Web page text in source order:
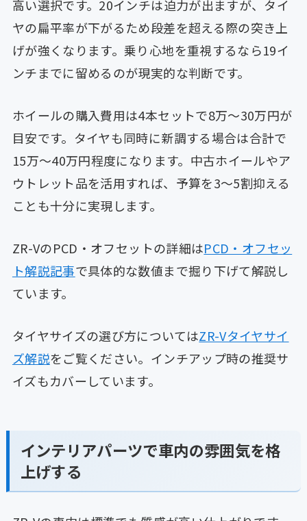
高い選択です。20インチは迫力が出ますが、タイ
ヤの扁平率が下がるため段差を超える際の突き上
げが強くなります。乗り心地を重視するなら19イ
ンチまでに留めるのが現実的な判断です。
ホイールの購入費用は4本セットで8万〜30万円が
目安です。タイヤも同時に新調する場合は合計で
15万〜40万円程度になります。中古ホイールやア
ウトレット品を活用すれば、予算を3〜5割抑える
ことも十分に実現します。
ZR-VのPCD・オフセットの詳細はPCD・オフセッ
ト解説記事で具体的な数値まで掘り下げて解説し
ています。
タイヤサイズの選び方についてはZR-Vタイヤサイ
ズ解説をご覧ください。インチアップ時の推奨サ
イズもカバーしています。
インテリアパーツで車内の雰囲気を格
上げする